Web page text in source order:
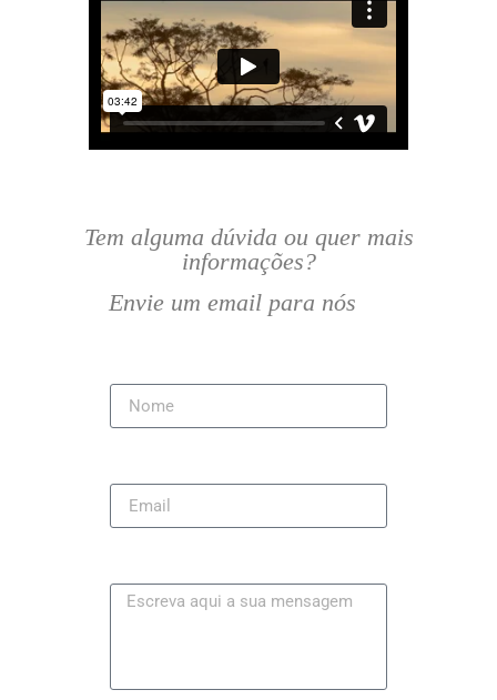
Tem alguma dúvida ou quer mais
informações?
Envie um email para nós